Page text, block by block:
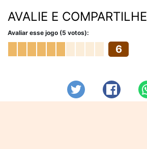
AVALIE E COMPARTILHE
Avaliar esse jogo (5 votos):
6